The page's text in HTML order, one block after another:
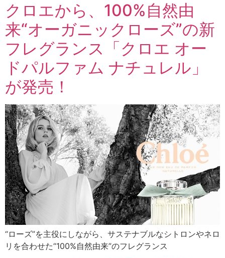
クロエから、100%自然由
来“オーガニックローズ”の新
フレグランス「クロエ オー
ドパルファム ナチュレル」
が発売！
“ローズ”を主役にしながら、サステナブルなシトロンやネロ
リを合わせた“100%自然由来”のフレグランス